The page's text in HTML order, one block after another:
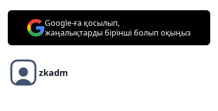
Google-ға қосылып,
жаңалықтарды бірінші болып оқыңыз
zkadm